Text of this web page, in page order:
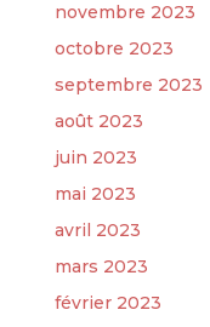
novembre 2023
octobre 2023
septembre 2023
août 2023
juin 2023
mai 2023
avril 2023
mars 2023
février 2023